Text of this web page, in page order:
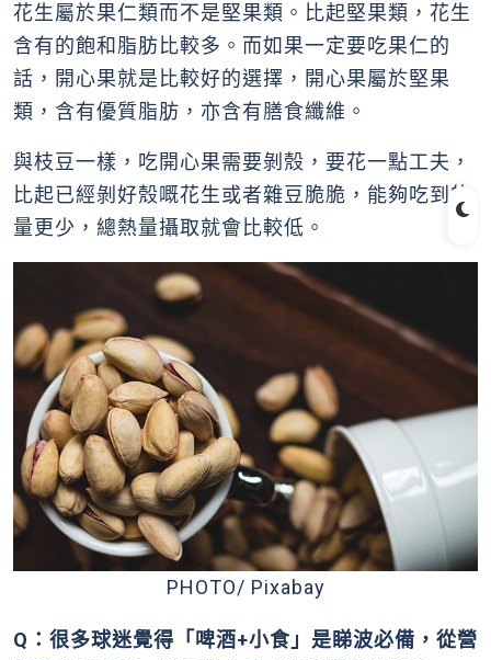
花生屬於果仁類而不是堅果類。比起堅果類，花生
含有的飽和脂肪比較多。而如果一定要吃果仁的
話，開心果就是比較好的選擇，開心果屬於堅果
類，含有優質脂肪，亦含有膳食纖維。
與枝豆一樣，吃開心果需要剝殼，要花一點工夫，
比起已經剝好殼嘅花生或者雜豆脆脆，能夠吃到的
量更少，總熱量攝取就會比較低。
PHOTO/ Pixabay
Q：很多球迷覺得「啤酒+小食」是睇波必備，從營